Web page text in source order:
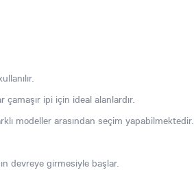
ipi için ideal alanlardır.
modeller arasından seçim yapabilmektedir.
devreye girmesiyle başlar.